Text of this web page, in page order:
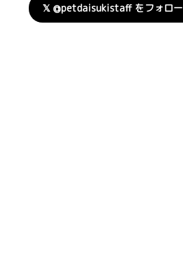
𝕏 @petdaisukistaff をフォロー